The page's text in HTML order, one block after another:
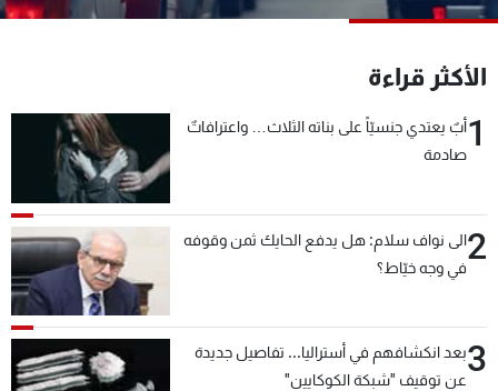
الأكثر قراءة
1أبٌ يعتدي جنسيّاً على بناته الثلاث… واعترافاتٌ
صادمة
2الى نواف سلام: هل يدفع الحايك ثمن وقوفه
في وجه خيّاط؟
3بعد انكشافهم في أستراليا... تفاصيل جديدة
عن توقيف "شبكة الكوكايين"
شاهد البرامج
عن MTV
الإنـتـاج
وظائف
شروط الإسـتخدام